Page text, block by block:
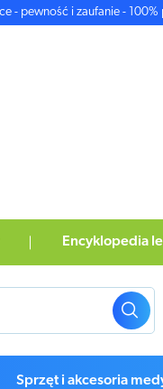
- pewność i zaufanie - 100%
Encyklopedia
Sprzęt i akcesoria